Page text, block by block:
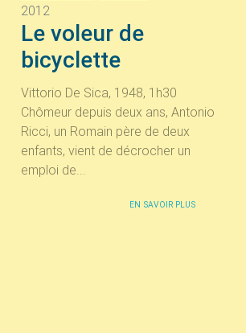
2012
Le voleur de
bicyclette
Vittorio De Sica, 1948, 1h30
Chômeur depuis deux ans, Antonio
Ricci, un Romain père de deux
enfants, vient de décrocher un
emploi de...
EN SAVOIR PLUS